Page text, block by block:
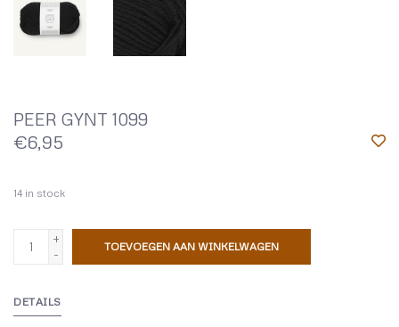
PEER GYNT 1099
€6,95
14 in stock
+
-
TOEVOEGEN AAN WINKELWAGEN
DETAILS